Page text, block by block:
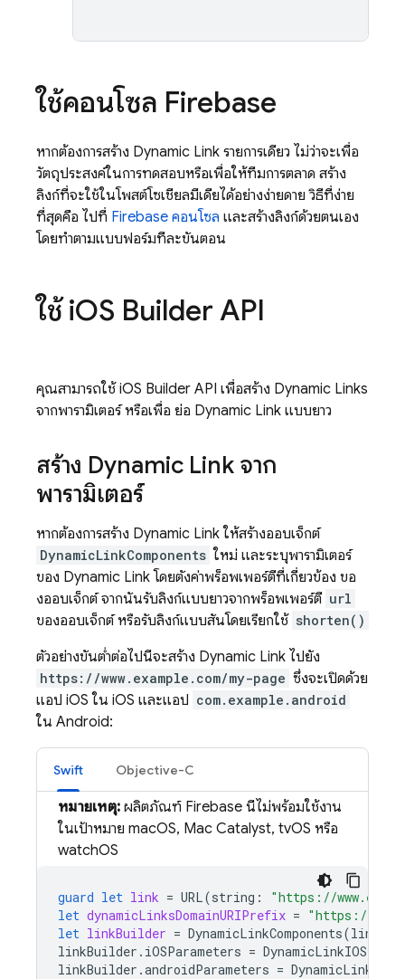
ใช้คอนโซล Firebase
หากต้องการสร้าง Dynamic Link รายการเดียว ไม่ว่าจะเพื่อ
วัตถุประสงค์ในการทดสอบหรือเพื่อให้ทีมการตลาด สร้าง
ลิงก์ที่จะใช้ในโพสต์โซเชียลมีเดียได้อย่างง่ายดาย วิธีที่ง่าย
ที่สุดคือ ไปที่ Firebase คอนโซล และสร้างลิงก์ด้วยตนเอง
โดยทำตามแบบฟอร์มทีละขั้นตอน
ใช้ iOS Builder API
คุณสามารถใช้ iOS Builder API เพื่อสร้าง Dynamic Links
จากพารามิเตอร์ หรือเพื่อ ย่อ Dynamic Link แบบยาว
สร้าง Dynamic Link จาก
พารามิเตอร์
หากต้องการสร้าง Dynamic Link ให้สร้างออบเจ็กต์
DynamicLinkComponents ใหม่ และระบุพารามิเตอร์
ของ Dynamic Link โดยตั้งค่าพร็อพเพอร์ตี้ที่เกี่ยวข้อง ขอ
งออบเจ็กต์ จากนั้นรับลิงก์แบบยาวจากพร็อพเพอร์ตี้ url
ของออบเจ็กต์ หรือรับลิงก์แบบสั้นโดยเรียกใช้ shorten()
ตัวอย่างขั้นต่ำต่อไปนี้จะสร้าง Dynamic Link ไปยัง
https://www.example.com/my-page ซึ่งจะเปิดด้วย
แอป iOS ใน iOS และแอป com.example.android
ใน Android:
Swift Objective-C
หมายเหตุ: ผลิตภัณฑ์ Firebase นี้ไม่พร้อมใช้งาน
ในเป้าหมาย macOS, Mac Catalyst, tvOS หรือ
watchOS
guard let link = URL(string :
"https://
let dynamicLinksDomainURIPrefix = "https://
let linkBuilder = DynamicLinkComponents(link
linkBuilder . iOSParameters =
linkBuilder .androidParameters =